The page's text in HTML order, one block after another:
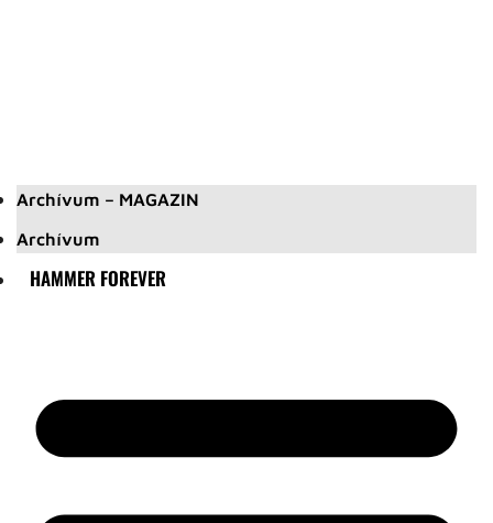
Archívum – MAGAZIN
Archívum
HAMMER FOREVER